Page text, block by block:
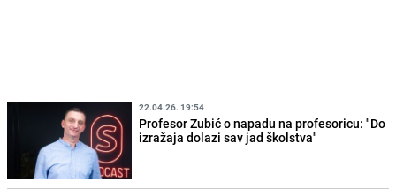
22.04.26. 19:54
Profesor Zubić o napadu na profesoricu: "Do
izražaja dolazi sav jad školstva"